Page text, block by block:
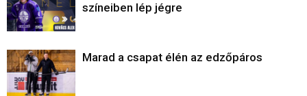
színeiben lép jégre
Marad a csapat élén az edzőpáros